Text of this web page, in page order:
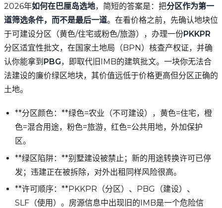
2026年如何在巴厘岛选地，简短的答案是：把分区作为第一
道筛选条件，而不是最后一道。在看价格之前，先确认地块位
于可建设分区（黄色/住宅或粉色/旅游），办理一份PKKPR
分区适宜性批文，在国家土地局（BPN）核查产权证，并确
认你能拿到 PBG，即取代旧IMB的建筑批文。一块你无法合
法建设的廉价绿区地块，其价值远低于价格更高但分区正确的
土地。
**分区颜色：**绿色=农业（不可建设），黄色=住宅，橙
色=混合用途，粉色=旅游，红色=公共用地，外加保护
区。
**绿区陷阱：**别墅建设被禁止；新的用途转换许可已停
发；违建正在被拆除，对外出租同样风险很高。
**许可顺序：**PKKPR（分区）、PBG（建设）、
SLF（使用）。房源信息中出现旧的IMB是一个危险信